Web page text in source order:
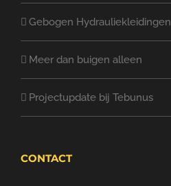
Gebogen Hydrauliekleidingen
Meer dan buigen alleen
Projectupdate bij Tebunus
CONTACT